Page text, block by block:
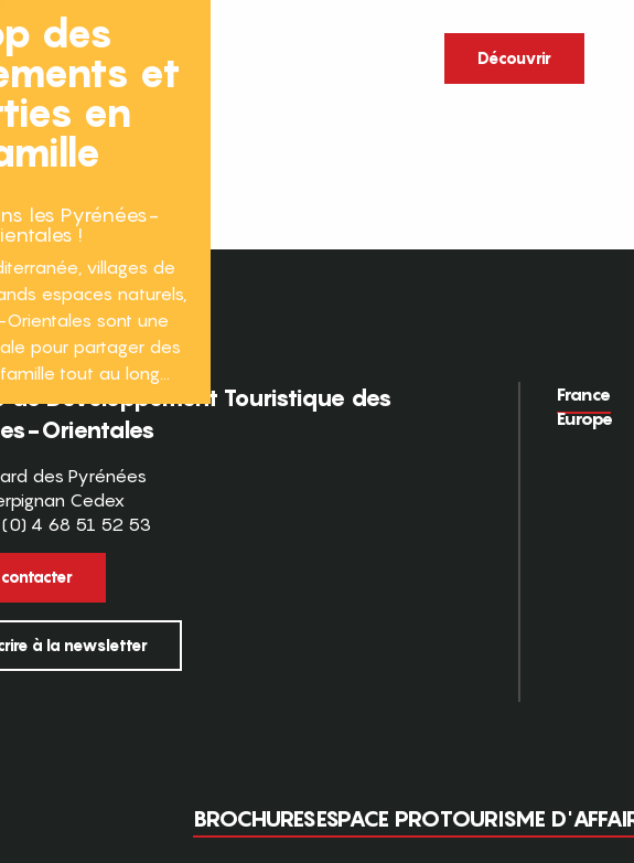
Découvrir
des
et
en
les Pyrénées-
!
villages de
espaces naturels,
sont une
pour partager des
tout au long...
de Développement Touristique des
Orientales
des Pyrénées
Cedex
(0) 4 68 51 52 53
à la newsletter
France
Europe
BROCHURESESPACE PROTOURISME